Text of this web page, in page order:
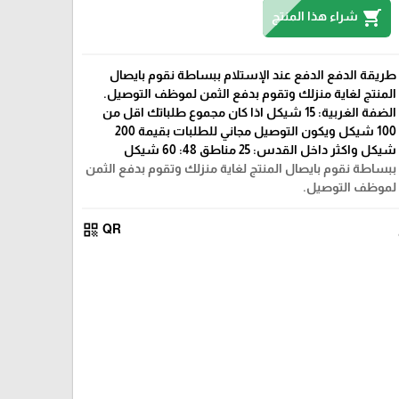
shopping_cart شراء هذا المنتج
طريقة الدفع الدفع عند الإستلام ببساطة نقوم بايصال
المنتج لغاية منزلك وتقوم بدفع الثمن لموظف التوصيل.
الضفة الغربية: 15 شيكل اذا كان مجموع طلباتك اقل من
100 شيكل ويكون التوصيل مجاني للطلبات بقيمة 200
شيكل واكثر داخل القدس: 25 مناطق 48: 60 شيكل
ببساطة نقوم بايصال المنتج لغاية منزلك وتقوم بدفع الثمن
لموظف التوصيل.
QR
qr_code